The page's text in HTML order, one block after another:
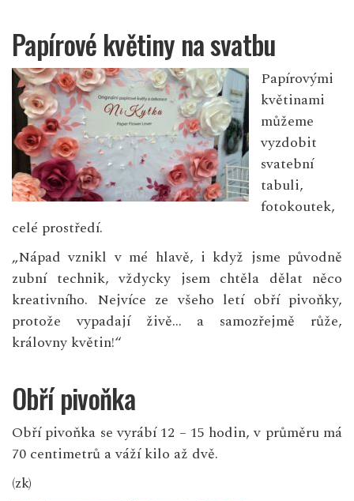
Papírové květiny na svatbu
Papírovými
květinami
můžeme
vyzdobit
svatební
tabuli,
fotokoutek,
celé prostředí.
„Nápad vznikl v mé hlavě, i když jsme původně
zubní technik, vždycky jsem chtěla dělat něco
kreativního. Nejvíce ze všeho letí obří pivoňky,
protože vypadají živě… a samozřejmě růže,
královny květin!“
Obří pivoňka
Obří pivoňka se vyrábí 12 – 15 hodin, v průměru má
70 centimetrů a váží kilo až dvě.
(zk)